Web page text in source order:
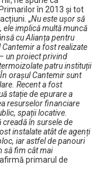
în 2013 și tot
„Nu este ușor să
implică multă muncă
cu Alianța pentru
a fost realizate
un proiect privind
patru instituții
orașul Cantemir sunt
Recent a fost
stație de epurare a
resurselor financiare
spații locative.
în sursele de
instalate atât de agenți
iar astfel de panouri
să fim cât mai
primarul de